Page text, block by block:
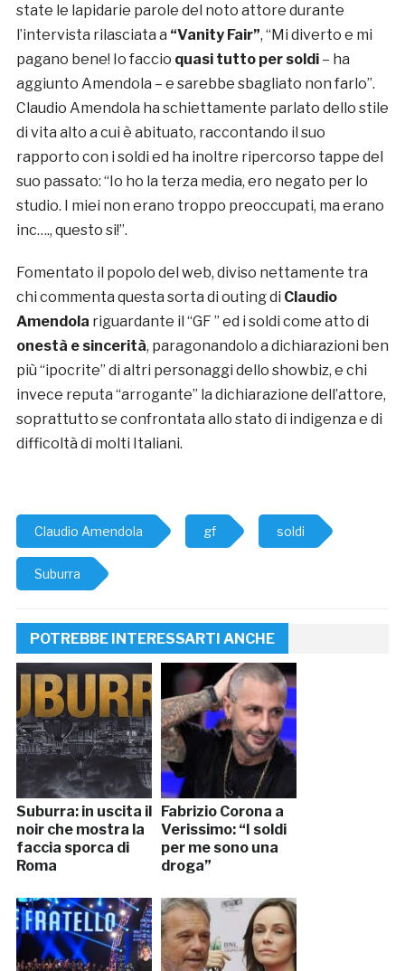
state le lapidarie parole del noto attore durante
l’intervista rilasciata a “Vanity Fair”, “Mi diverto e mi
pagano bene! Io faccio quasi tutto per soldi – ha
aggiunto Amendola – e sarebbe sbagliato non farlo”.
Claudio Amendola ha schiettamente parlato dello stile
di vita alto a cui è abituato, raccontando il suo
rapporto con i soldi ed ha inoltre ripercorso tappe del
suo passato: “Io ho la terza media, ero negato per lo
studio. I miei non erano troppo preoccupati, ma erano
inc…., questo si!”.
Fomentato il popolo del web, diviso nettamente tra
chi commenta questa sorta di outing di Claudio
Amendola riguardante il “GF ” ed i soldi come atto di
onestà e sincerità, paragonandolo a dichiarazioni ben
più “ipocrite” di altri personaggi dello showbiz, e chi
invece reputa “arrogante” la dichiarazione dell’attore,
soprattutto se confrontata allo stato di indigenza e di
difficoltà di molti Italiani.
Claudio Amendola gf soldi
Suburra
POTREBBE INTERESSARTI ANCHE
Suburra: in uscita il
noir che mostra la
faccia sporca di
Roma
Fabrizio Corona a
Verissimo: “I soldi
per me sono una
droga”